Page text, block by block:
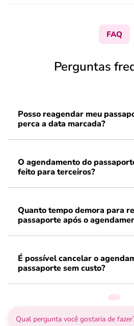
FAQ
Perguntas
Posso reagendar meu
perca a data marcada?
O agendamento do
feito para terceiros?
Quanto tempo demora para
passaporte após o
É possível cancelar o
passaporte sem custo?